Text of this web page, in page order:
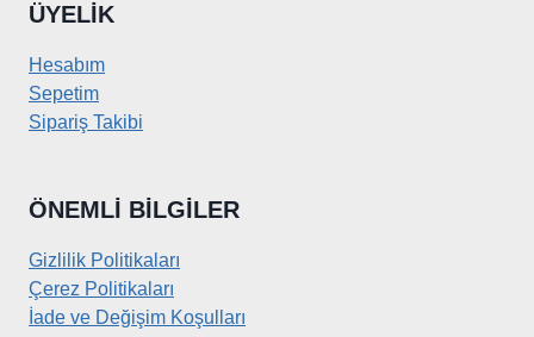
ÜYELIK
Hesabım
Sepetim
Sipariş Takibi
ÖNEMLI BILGILER
Gizlilik Politikaları
Çerez Politikaları
İade ve Değişim Koşulları